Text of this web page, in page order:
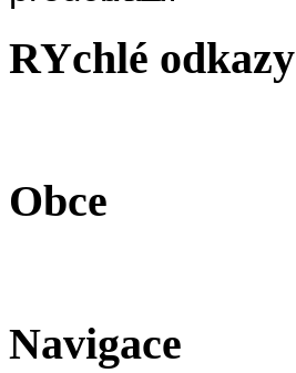
RYchlé odkazy
Obce
Navigace